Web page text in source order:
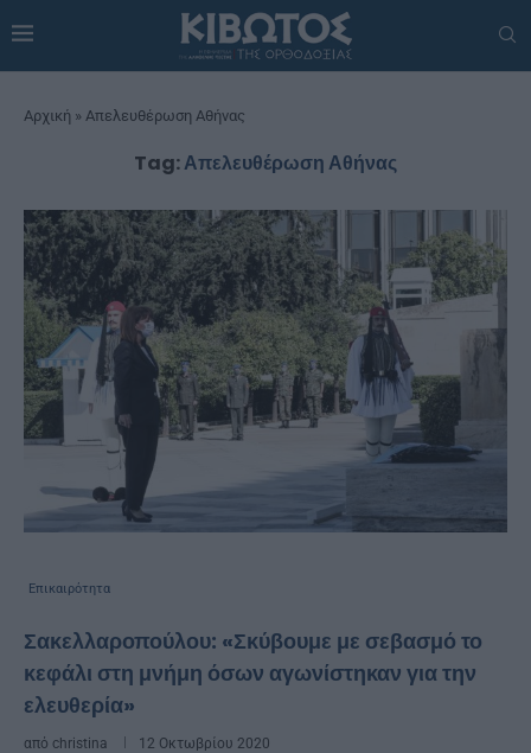
Αρχική » Απελευθέρωση Αθήνας
Tag:Απελευθέρωση Αθήνας
Επικαιρότητα
Σακελλαροπούλου: «Σκύβουμε με σεβασμό το
κεφάλι στη μνήμη όσων αγωνίστηκαν για την
ελευθερία»
από christina 12 Οκτωβρίου 2020